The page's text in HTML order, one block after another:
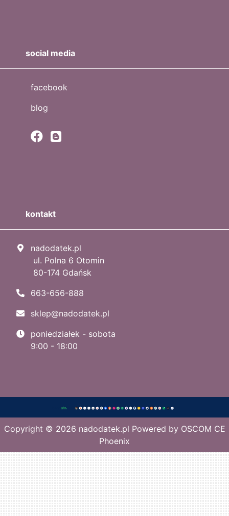
social media
facebook
blog
kontakt
nadodatek.pl
ul. Polna 6 Otomin
80-174 Gdańsk
663-656-888
sklep@nadodatek.pl
poniedziałek - sobota
9:00 - 18:00
Copyright © 2026 nadodatek.pl Powered by OSCOM CE
Phoenix